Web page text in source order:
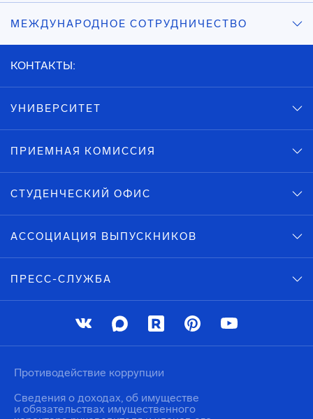
МЕЖДУНАРОДНОЕ СОТРУДНИЧЕСТВО
КОНТАКТЫ:
УНИВЕРСИТЕТ
ПРИЕМНАЯ КОМИССИЯ
СТУДЕНЧЕСКИЙ ОФИС
АССОЦИАЦИЯ ВЫПУСКНИКОВ
ПРЕСС-СЛУЖБА
Противодействие коррупции
Сведения о доходах, об имуществе
и обязательствах имущественного